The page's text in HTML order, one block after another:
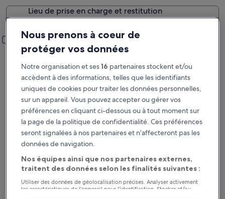
Lieu de prise en charge et restitution
L'Arbresle
Lieu de prise en charge et restitution
Ajouter un lieu de restitution différent
Prise en charge
21 août
22 août
Prise en charge
Restitution
J’ai un code de réduction
Rechercher
hôtel et location de voiture pour économiser au
Nous prenons à coeur de
protéger vos données
Notre organisation et ses16 partenaires stockent et/ou
accèdent à des informations, telles que les identifiants
uniques de cookies pour traiter les données personnelles,
sur un appareil. Vous pouvez accepter ou gérer vos
préférences en cliquant ci-dessous ou à tout moment sur
la page de la politique de confidentialité. Ces préférences
seront signalées à nos partenaires et n’affecteront pas les
données de navigation.
Nos équipes ainsi que nos partenaires externes,
traitent des données selon les finalités suivantes :
Utiliser des données de géolocalisation précises. Analyser activement
les caractéristiques de l’appareil pour l’identification. Stocker et/ou